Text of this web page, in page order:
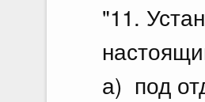
"11.
а) под